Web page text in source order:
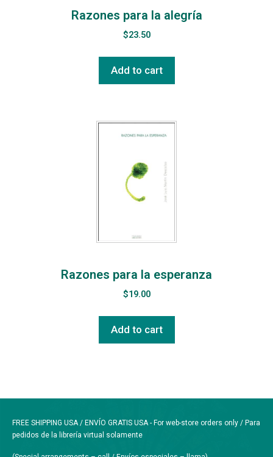
Razones para la alegría
$23.50
Add to cart
Razones para la esperanza
$19.00
Add to cart
FREE SHIPPING USA / ENVÍO GRATIS USA - For web-store orders only / Para
pedidos de la librería virtual solamente